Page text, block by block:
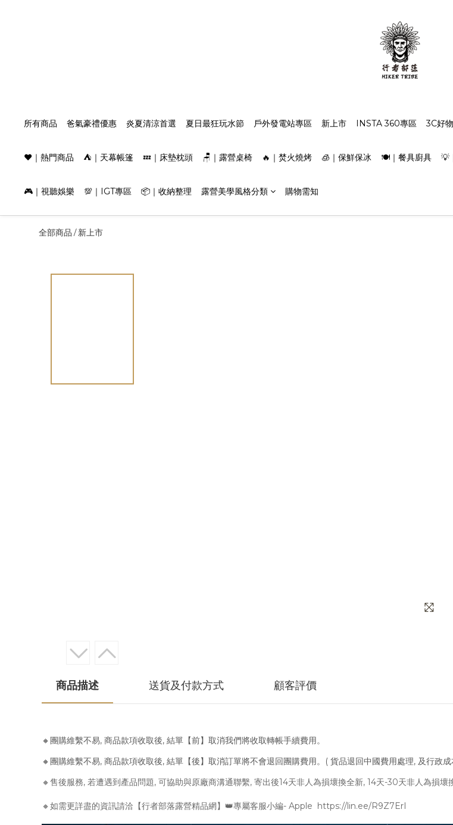
所有商品 爸氣豪禮優惠 炎夏清涼首選 夏日最狂玩水節 戶外發電站專區 新上市 INSTA 360專區 3C好
❤️｜熱門商品 ⛺️｜天幕帳篷 💤｜床墊枕頭 🪑｜露營桌椅 🔥｜焚火燒烤 🧊｜保鮮保冰 🍽️｜餐具廚具 💡
🎮｜視聽娛樂 💯｜IGT專區 📦｜收納整理 露營美學風格分類 購物需知
全部商品 /新上市
商品描述 送貨及付款方式 顧客評價
🔸團購維繫不易, 商品款項收取後, 結單【前】取消我們將收取轉帳手續費用。
🔸團購維繫不易, 商品款項收取後, 結單【後】取消訂單將不會退回團購費用。( 貨品退回中國費用處理, 及行政成
🔸售後服務, 若遭遇到產品問題, 可協助與原廠商溝通聯繫, 寄出後14天非人為損壞換全新, 14天-30天非人為損
🔸如需更詳盡的資訊請洽【行者部落露營精品網】👑專屬客服小編- Apple https://lin.ee/R9Z7ErI